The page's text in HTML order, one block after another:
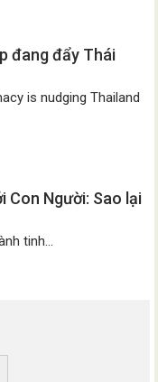
đang đẩy Thái
is nudging Thailand
Con Người: Sao lại
tinh...